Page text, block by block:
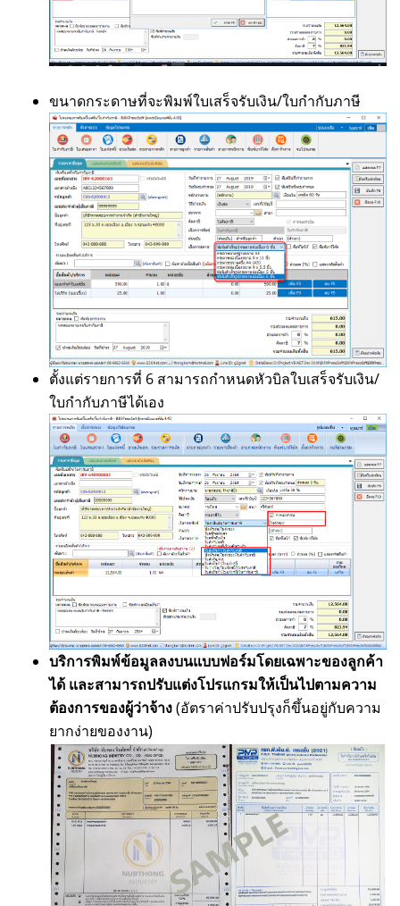
ขนาดกระดาษที่จะพิมพ์ใบเสร็จรับเงิน/ใบกำกับภาษี
ตั้งแต่รายการที่ 6 สามารถกำหนดหัวบิลใบเสร็จรับเงิน/
ใบกำกับภาษีได้เอง
บริการพิมพ์ข้อมูลลงบนแบบฟอร์มโดยเฉพาะของลูกค้า
ได้ และสามารถปรับแต่งโปรแกรมให้เป็นไปตามความ
ต้องการของผู้ว่าจ้าง(อัตราค่าปรับปรุงก็ขึ้นอยู่กับความ
ยากง่ายของงาน)